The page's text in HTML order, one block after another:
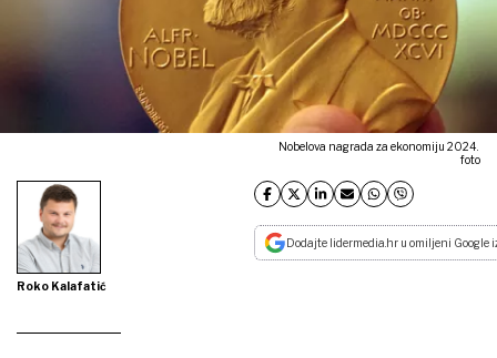
Nobelova nagrada za ekonomiju 2024.
foto
Roko Kalafatić
Dodajte lidermedia.hr u omiljeni Google